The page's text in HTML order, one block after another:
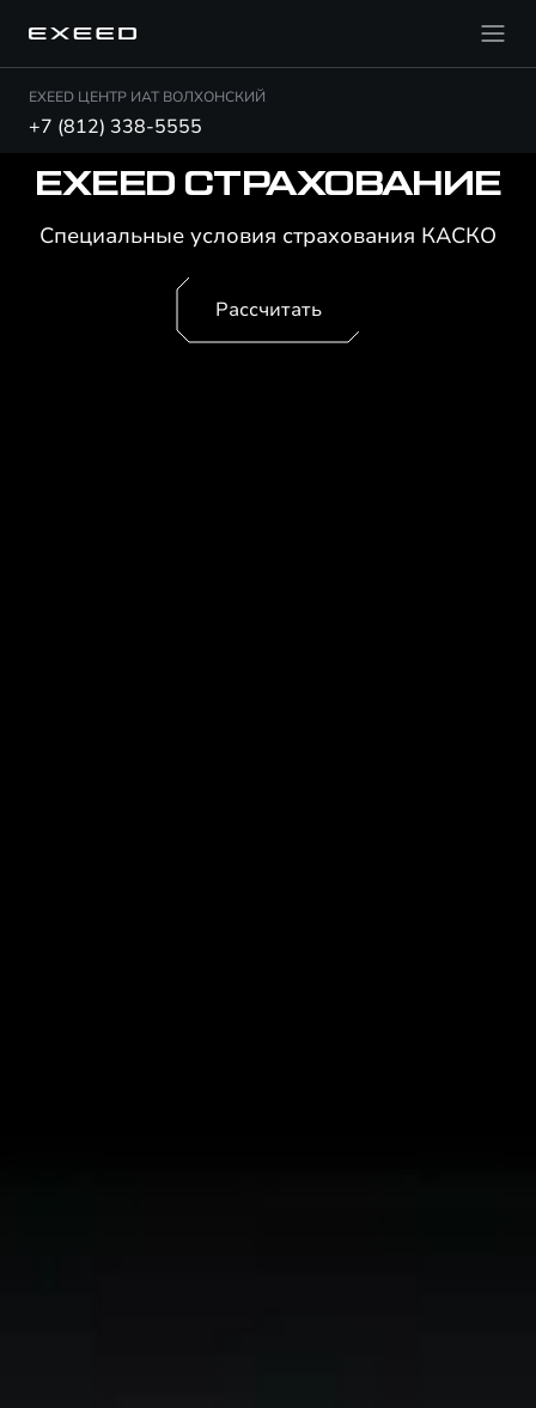
EXEED ЦЕНТР ИАТ ВОЛХОНСКИЙ
+7 (812) 338-5555
EXEED СТРАХОВАНИЕ
Специальные условия страхования КАСКО
Рассчитать